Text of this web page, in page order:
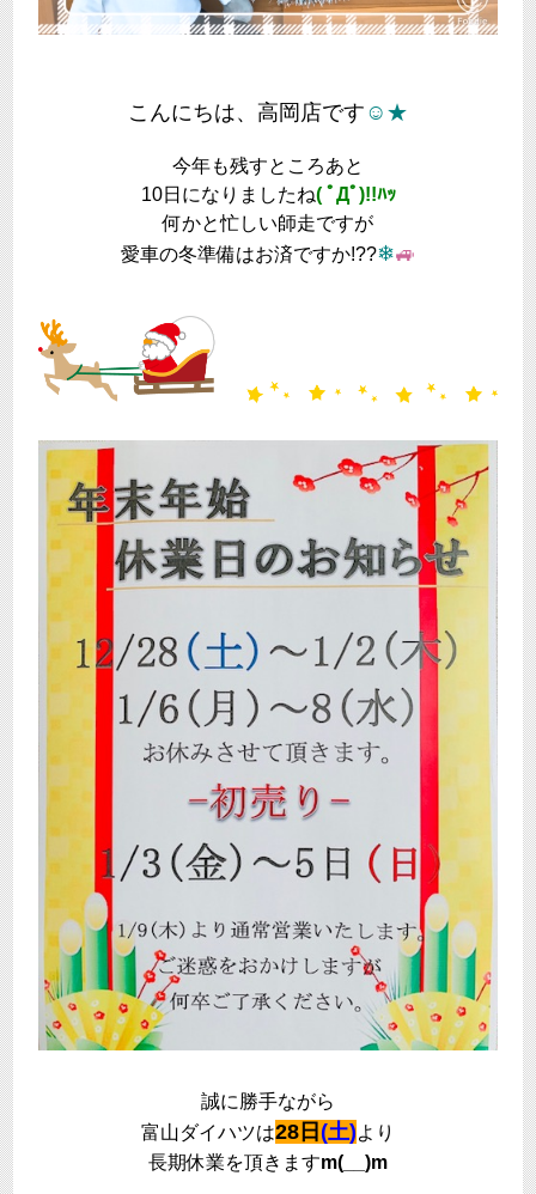
こんにちは、高岡店です ☺★
今年も残すところあと
10日になりましたね( ﾟДﾟ)!!ﾊｯ
何かと忙しい師走ですが
愛車の冬準備はお済ですか!??❄🚙
誠に勝手ながら
富山ダイハツは28日 (土)より
長期休業を頂きますm(__)m